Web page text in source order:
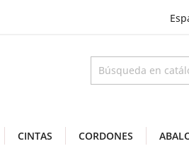
CINTAS CORDONES